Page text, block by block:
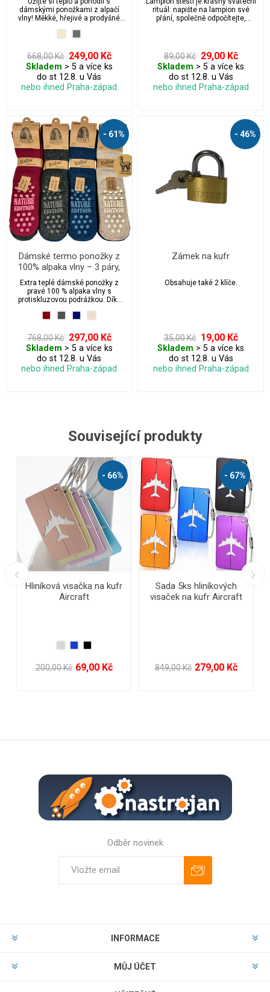
dámskými ponožkami z alpačí
vlny! Měkké, hřejivé a prodyšné
komfort a volnou cirkulaci krve.
Perfektní volba pro citlivou
pokožku.
668,00 Kč 249,00 Kč
Skladem > 5 a více ks
do st 12.8. u Vás
nebo ihned Praha-západ
rituál: napište na lampion své
přání, společně odpočítejte,
má šanci se splnit. Je to dojemná
společenská chvíle, která rozzáří
Vánoce, Silvestra, valentýn,
svatby i rodinné oslavy.
89,00 Kč 29,00 Kč
Skladem > 5 a více ks
do st 12.8. u Vás
nebo ihned Praha-západ
- 61%
Dámské termo ponožky z
100% alpaka vlny – 3 páry,
protiskluzové, extra teplé
Extra teplé dámské ponožky z
pravé 100 % alpaka vlny s
protiskluzovou podrážkou. Díky
straně bezpečně nahradí domácí
prodyšné a vhodné i pro citlivou
pokožku. Balení obsahuje 3 páry.
768,00 Kč 297,00 Kč
Skladem > 5 a více ks
do st 12.8. u Vás
nebo ihned Praha-západ
- 46%
Zámek na kufr
Obsahuje také 2 klíče.
35,00 Kč 19,00 Kč
Skladem > 5 a více ks
do st 12.8. u Vás
nebo ihned Praha-západ
Související produkty
Reflexní pásek
19,00 Kč
- 41%
Voděodolné pouzdro na
telefon
135,00 Kč 79,00 Kč
Odběr novinek
INFORMACE
MŮJ ÚČET